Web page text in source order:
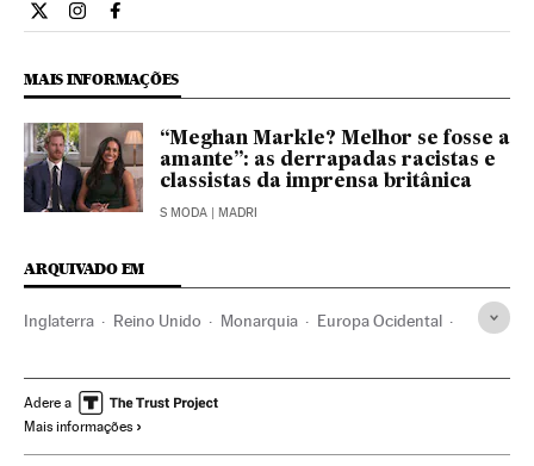
Estilo El País Brasil en Twitter
Estilo El País Brasil en Instagram
Estilo El País Brasil en Facebook
MAIS INFORMAÇÕES
“Meghan Markle? Melhor se fosse a
amante”: as derrapadas racistas e
classistas da imprensa britânica
S MODA | MADRI
ARQUIVADO EM
Inglaterra Reino Unido Monarquia Europa Ocidental
Princípe Harry David Beckham
Adere a
Mais informações